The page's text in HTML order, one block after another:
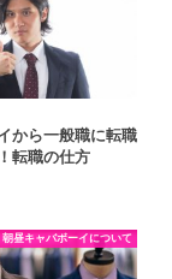
から一般職に転職
転職の仕方
朝昼キャバボーイについて